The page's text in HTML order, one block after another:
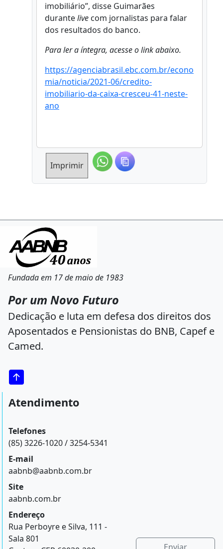
imobiliário”, disse Guimarães
durantelive com jornalistas para falar
dos resultados do banco.
Para ler a íntegra, acesse o link abaixo.
https://agenciabrasil.ebc.com.br/econo
mia/noticia/2021-06/credito-
imobiliario-da-caixa-cresceu-41-neste-
ano
Imprimir
Fundada em 17 de maio de 1983
Por um Novo Futuro
Dedicação e luta em defesa dos direitos dos
Aposentados e Pensionistas do BNB, Capef e
Camed.
Atendimento
Telefones
(85) 3226-1020 / 3254-5341
E-mail
aabnb@aabnb.com.br
Site
aabnb.com.br
Endereço
Rua Perboyre e Silva, 111 -
Sala 801